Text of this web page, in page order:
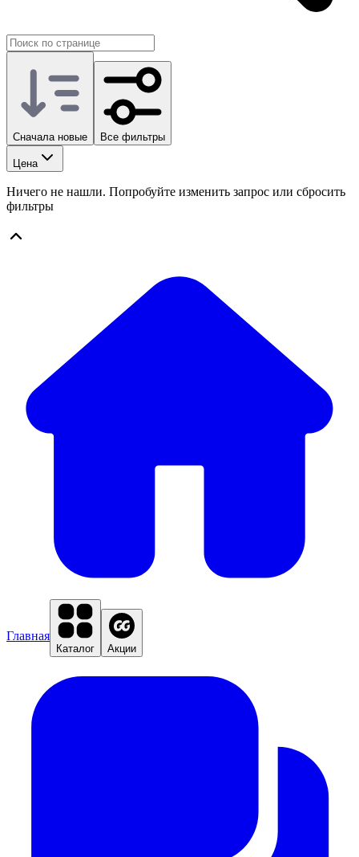
Сначала новые Все фильтры
Цена
Ничего не нашли. Попробуйте изменить запрос или сбросить
фильтры
Главная
Каталог Акции